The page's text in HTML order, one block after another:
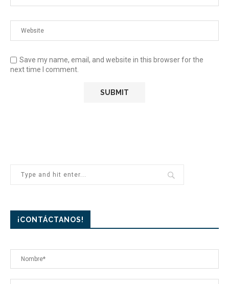
Save my name, email, and website in this browser for the
next time I comment.
¡CONTÁCTANOS!